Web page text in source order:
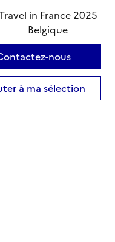
in France 2025
Belgique
nous
à ma sélection